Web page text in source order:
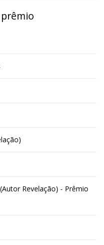
Revelação) - Prêmio